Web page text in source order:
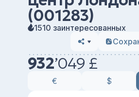
(001283)
1510 заинтересованных
932’049 £
€ $